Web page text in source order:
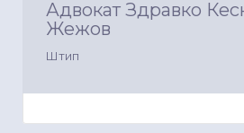
Адвокат Здравко
Жежов
Штип